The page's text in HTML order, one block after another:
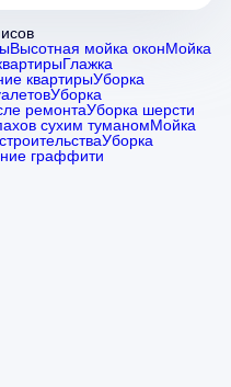
Высотная мойка оконМойка
Глажка
квартирыУборка
Уборка
ремонтаУборка шерсти
сухим туманомМойка
Уборка
граффити